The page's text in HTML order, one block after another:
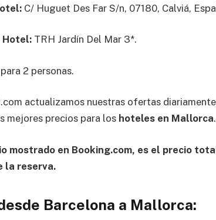
C/ Huguet Des Far S/n, 07180, Calviá,
Hotel: TRH Jardín Del Mar 3*.
2 personas.
actualizamos nuestras ofertas
mejores precios para los hoteles en Mallorca.
mostrado en Booking.com, es el precio
la reserva.
Barcelona a Mallorca: